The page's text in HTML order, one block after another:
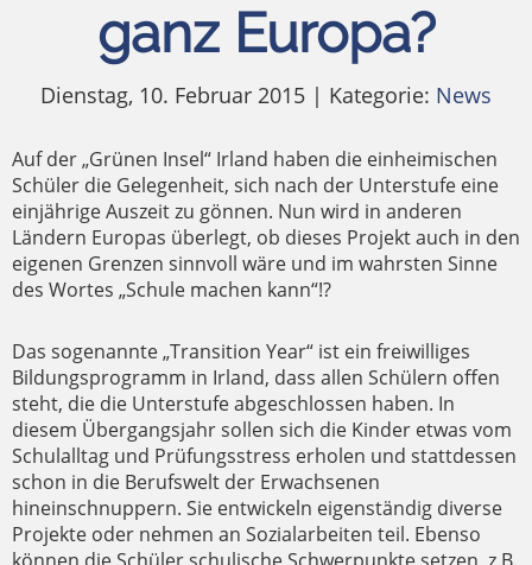
ganz Europa?
Dienstag, 10. Februar 2015 | Kategorie: News
Auf der „Grünen Insel“ Irland haben die einheimischen
Schüler die Gelegenheit, sich nach der Unterstufe eine
einjährige Auszeit zu gönnen. Nun wird in anderen
Ländern Europas überlegt, ob dieses Projekt auch in den
eigenen Grenzen sinnvoll wäre und im wahrsten Sinne
des Wortes „Schule machen kann“!?
Das sogenannte „Transition Year“ ist ein freiwilliges
Bildungsprogramm in Irland, dass allen Schülern offen
steht, die die Unterstufe abgeschlossen haben. In
diesem Übergangsjahr sollen sich die Kinder etwas vom
Schulalltag und Prüfungsstress erholen und stattdessen
schon in die Berufswelt der Erwachsenen
hineinschnuppern. Sie entwickeln eigenständig diverse
Projekte oder nehmen an Sozialarbeiten teil. Ebenso